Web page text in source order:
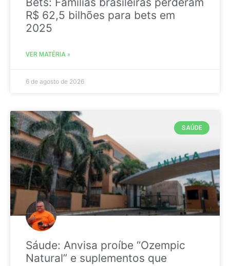
R$ 62,5 bilhões para bets em
2025
VER MATÉRIA »
6 de agosto de 2026
SAÚDE
Sáude: Anvisa proíbe “Ozempic
Natural” e suplementos que